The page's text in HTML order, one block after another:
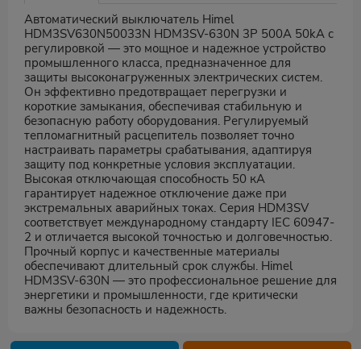
Автоматический выключатель Himel
HDM3SV630N50033N HDM3SV-630N 3P 500A 50kA с
регулировкой — это мощное и надежное устройство
промышленного класса, предназначенное для
защиты высоконагруженных электрических систем.
Он эффективно предотвращает перегрузки и
короткие замыкания, обеспечивая стабильную и
безопасную работу оборудования. Регулируемый
тепломагнитный расцепитель позволяет точно
настраивать параметры срабатывания, адаптируя
защиту под конкретные условия эксплуатации.
Высокая отключающая способность 50 кА
гарантирует надежное отключение даже при
экстремальных аварийных токах. Серия HDM3SV
соответствует международному стандарту IEC 60947-
2 и отличается высокой точностью и долговечностью.
Прочный корпус и качественные материалы
обеспечивают длительный срок службы. Himel
HDM3SV-630N — это профессиональное решение для
энергетики и промышленности, где критически
важны безопасность и надежность.